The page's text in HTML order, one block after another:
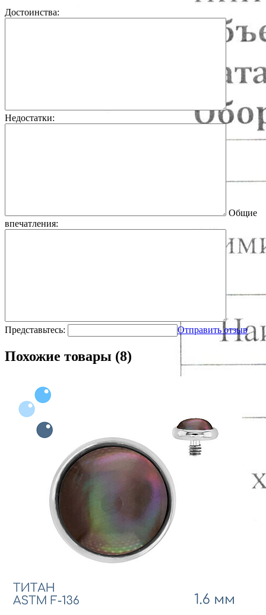
Достоинства:
Недостатки:
Общие
впечатления:
Представьтесь: Отправить отзыв
Похожие товары (8)